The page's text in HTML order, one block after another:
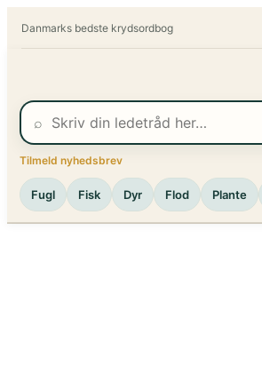
Danmarks bedste krydsordbog
⌕
Tilmeld nyhedsbrev
Fugl Fisk Dyr Flod Plante